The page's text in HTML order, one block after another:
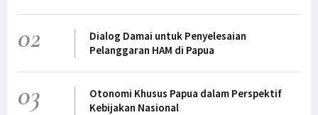
02
Dialog Damai untuk Penyelesaian
Pelanggaran HAM di Papua
03
Otonomi Khusus Papua dalam Perspektif
Kebijakan Nasional